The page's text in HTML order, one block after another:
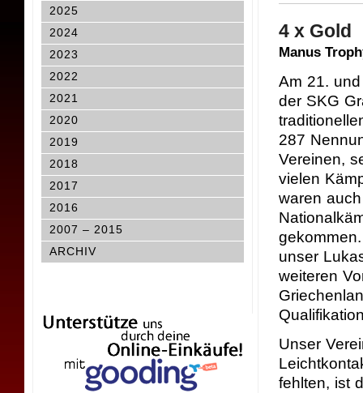
2025
2024
2023
2022
2021
2020
2019
2018
2017
2016
2007 – 2015
ARCHIV
4 x Gold
Manus
Am 21.
der SKG
287
Vereinen,
vielen
waren
unser
weiteren
Unser
fehlten, ist